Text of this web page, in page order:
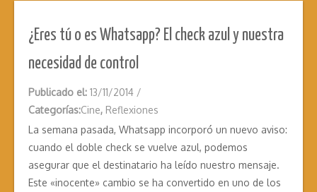
¿Eres tú o es Whatsapp? El check azul y nuestra
necesidad de control
Publicado el: 13/11/2014 /
Categorías:Cine, Reflexiones
La semana pasada, Whatsapp incorporó un nuevo aviso:
cuando el doble check se vuelve azul, podemos
asegurar que el destinatario ha leído nuestro mensaje.
Este «inocente» cambio se ha convertido en uno de los